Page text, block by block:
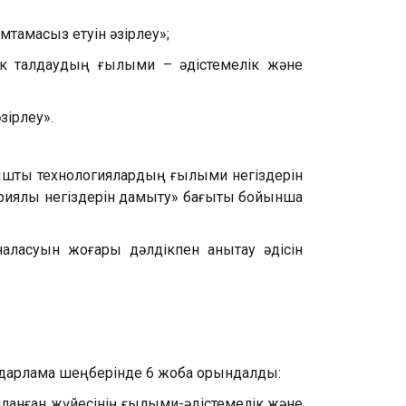
етуін әзірлеу»;
талдаудың ғылыми – әдістемелік және
технологиялардың ғылыми негіздерін
негіздерін дамыту» бағыты бойынша
жоғары дәлдікпен анықтау әдісін
шеңберінде 6 жоба орындалды: